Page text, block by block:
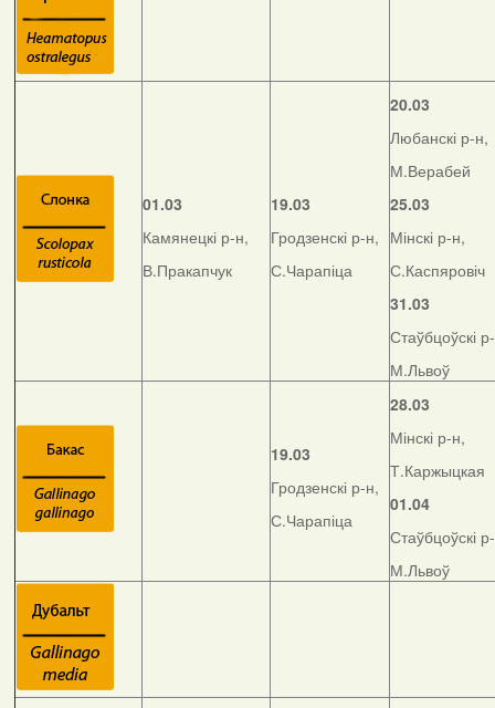
01.03
Камянецкі р-н,
В.Пракапчук
19.03
Гродзенскі р-н,
С.Чарапіца
20.03
Любанскі р-н,
М.Верабей
25.03
Мінскі р-н,
С.Каспяровіч
31.03
Стаўбцоўскі
М.Львоў
19.03
Гродзенскі р-н,
С.Чарапіца
28.03
Мінскі р-н,
Т.Каржыцкая
01.04
Стаўбцоўскі
М.Львоў